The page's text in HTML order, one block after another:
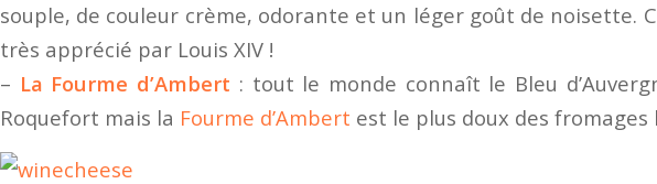
souple, de couleur crème, odorante et un léger goût de noisette.
très apprécié par Louis XIV !
– La Fourme d’Ambert : tout le monde connaît le Bleu
Roquefort mais la Fourme d’Ambert est le plus doux des fromages